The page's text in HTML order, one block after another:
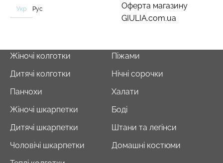
Оферта магазину
GIULIA.com.ua
Укр Рус
Жіночі колготки
Дитячі колготки
Панчохи
Жіночі шкарпетки
Дитячі шкарпетки
Чоловічі шкарпетки
Піжами
Нічні сорочки
Халати
Боді
Штани та легінси
Домашні костюми